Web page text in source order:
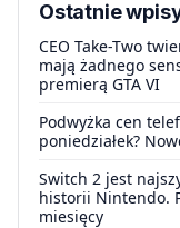
Ostatnie
CEO Take-Two
mają żadnego
premierą GTA VI
Podwyżka cen
poniedziałek?
Switch 2 jest
historii Nintendo.
miesięcy